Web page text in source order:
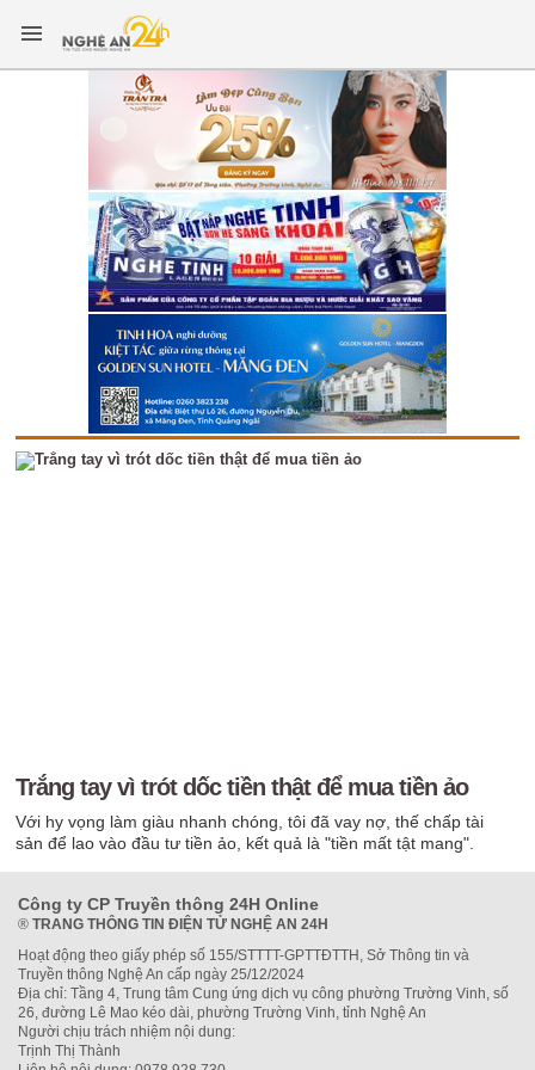
Trắng tay vì trót dốc tiền thật để mua tiền ảo
Với hy vọng làm giàu nhanh chóng, tôi đã vay nợ, thế chấp tài
sản để lao vào đầu tư tiền ảo, kết quả là "tiền mất tật mang".
Công ty CP Truyền thông 24H Online
® TRANG THÔNG TIN ĐIỆN TỬ NGHỆ AN 24H
Hoạt động theo giấy phép số 155/STTTT-GPTTĐTTH, Sở Thông tin và
Truyền thông Nghệ An cấp ngày 25/12/2024
Địa chỉ: Tầng 4, Trung tâm Cung ứng dịch vụ công phường Trường Vinh, số
26, đường Lê Mao kéo dài, phường Trường Vinh, tỉnh Nghệ An
Người chịu trách nhiệm nội dung:
Trịnh Thị Thành